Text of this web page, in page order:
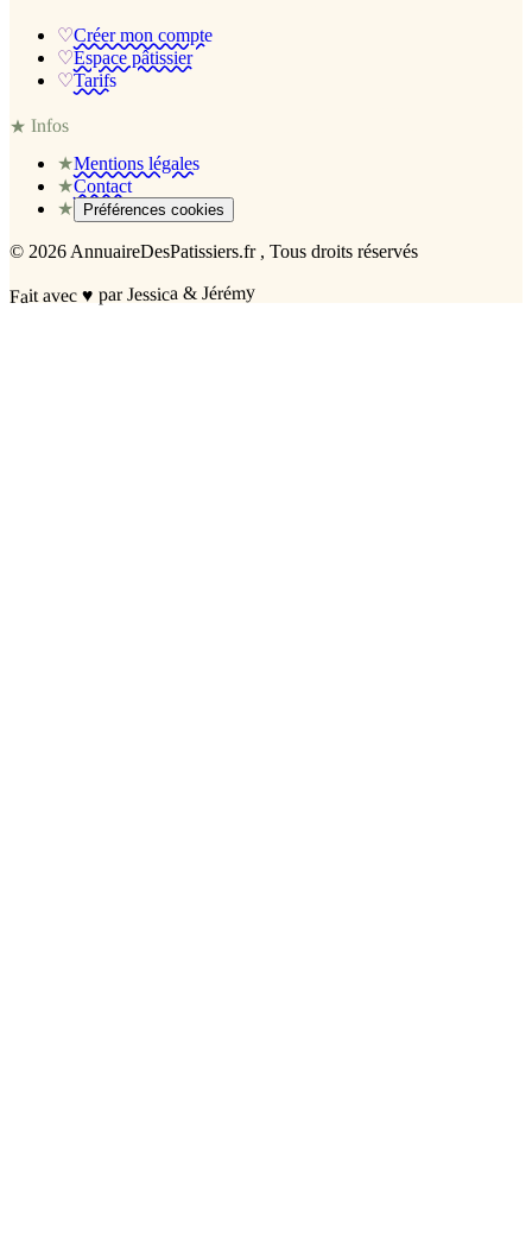
♡Créer mon compte
♡Espace pâtissier
♡Tarifs
★Infos
★Mentions légales
★Contact
★
Préférences cookies
© 2026 AnnuaireDesPatissiers.fr , Tous droits réservés
Fait avec♥ par Jessica & Jérémy